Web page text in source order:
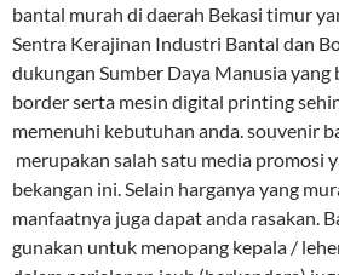
bantal murah di daerah Bekasi timur
Sentra Kerajinan Industri Bantal dan
dukungan Sumber Daya Manusia yang
border serta mesin digital printing
memenuhi kebutuhan anda. souvenir
merupakan salah satu media promosi
bekangan ini. Selain harganya yang
manfaatnya juga dapat anda rasakan.
gunakan untuk menopang kepala /